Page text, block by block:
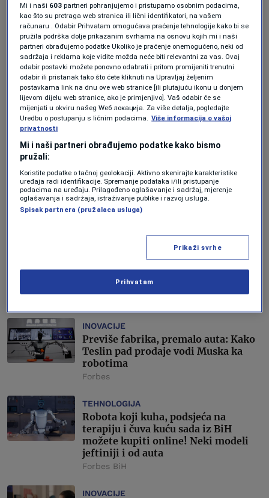
INOVACIJE
Kina vodi novu AI utrku: Robotske
ruke postaju ključ buduće ekonomije
vrijedne milijarde dolara
Forbes BiH
INDUSTRIJE
Od automobila do robotike: Kako
Hyundai koristi Svjetsko prvenstvo
Forbes BiH
NAUKA
Mikroroboti prvi put korišteni u
liječenju Alzheimerove bolesti kod
ljudi
Kako bi roboti i dronovi mogli
uštediti 16 milijardi dolara
dostavnim firmama
INOVACIJE
Previše fabrika, premalo auta: Kako
Teslin pad prodaje vodi Muska ka
robotima
Forbes
TEHNOLOGIJA
Robota koji kuha, podsjeća na
terapiju i čuva kuću sada iz BiH
možete kupiti online! Neki modeli
jeftiniji i od auta
Forbes BiH
INOVACIJE
Mi i naši 603 partneri pohranjujemo i pristupamo osobnim podacima,
kao što su pretraga web stranica ili lični identifikatori, na vašem
računaru . Odabir Prihvatam omogućava praćenje tehnologije kako bi se
pružila podrška dolje prikazanim svrhama na osnovu kojih mi i naši
partneri obrađujemo podatke Ukoliko je praćenje onemogućeno, neki od
sadržaja i reklama koje vidite možda neće biti relevantni za vas. Ovaj
odabir postavki možete ponovno odabrati i pritom promijeniti trenutni
odabir ili pristanak tako što ćete kliknuti na Upravljaj željenim
postavkama link na dnu ove web stranice [ili plutajuću ikonu u donjem
lijevom dijelu web stranice, ako je primjenjivo]. Vaš odabir će se
mijenjati u okviru našeg Wеб локација. Za više detalja, pogledajte
Uredbu o postupanju s ličnim podacima.
Više informacija o vašoj
privatnosti
Mi i naši partneri obrađujemo podatke kako bismo
pružali:
Koristite podatke o tačnoj geolokaciji. Aktivno skenirajte karakteristike
uređaja radi identifikacije. Spremanje podataka i/ili pristupanje
podacima na uređaju. Prilagođeno oglašavanje i sadržaj, mjerenje
oglašavanja i sadržaja, istraživanje publike i razvoj usluga.
Spisak partnera (pružalaca usluga)
Prikaži svrhe
Prihvatam